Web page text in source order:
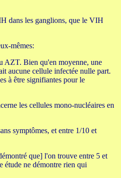
dans les ganglions, que le VIH
mêmes:
AZT. Bien qu'en moyenne, une
aucune cellule infectée nulle part.
à être signifiantes pour le
les cellules mono-nucléaires en
symptômes, et entre 1/10 et
que] l'on trouve entre 5 et
étude ne démontre rien qui